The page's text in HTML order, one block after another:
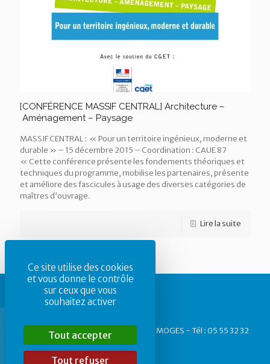
[CONFÉRENCE MASSIF CENTRAL] Architecture –
Aménagement – Paysage
MASSIF CENTRAL : « Pour un territoire ingénieux, moderne et
durable » – 15 décembre 2015 – Coordination : CAUE 87
« Cette conférence présente les fondements théoriques et
techniques du programme, mobilise les partenaires, présente
et améliore des fascicules à usage des diverses catégories de
maîtres d’ouvrage.
Lire la suite
CAUE87 - 1, rue des Allois - 87 000 LIMOGES - Tél : 05 55 32 32
40
Ce site utilise des cookies
et vous donne le contrôle
sur ceux que vous
souhaitez activer
Tout accepter
Tout refuser